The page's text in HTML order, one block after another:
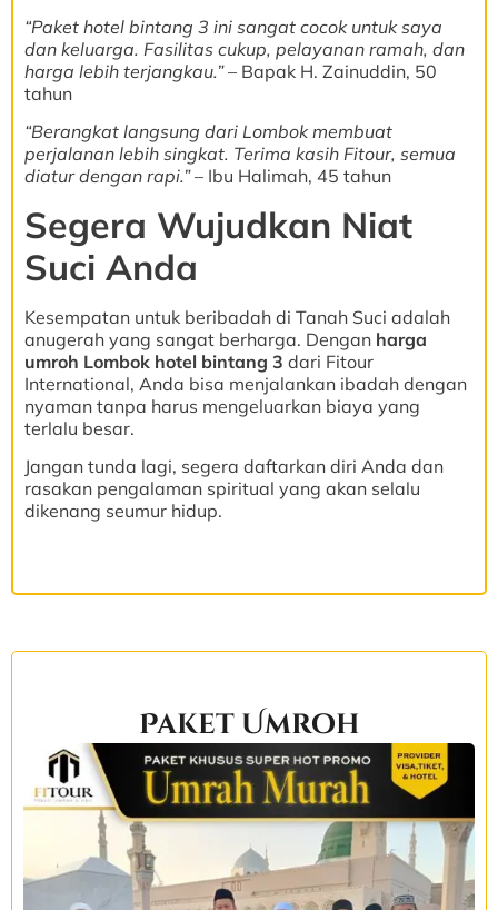
“Paket hotel bintang 3 ini sangat cocok untuk saya
dan keluarga. Fasilitas cukup, pelayanan ramah, dan
harga lebih terjangkau.”– Bapak H. Zainuddin, 50
tahun
“Berangkat langsung dari Lombok membuat
perjalanan lebih singkat. Terima kasih Fitour, semua
diatur dengan rapi.”– Ibu Halimah, 45 tahun
Segera Wujudkan Niat
Suci Anda
Kesempatan untuk beribadah di Tanah Suci adalah
anugerah yang sangat berharga. Dengan harga
umroh Lombok hotel bintang 3 dari Fitour
International, Anda bisa menjalankan ibadah dengan
nyaman tanpa harus mengeluarkan biaya yang
terlalu besar.
Jangan tunda lagi, segera daftarkan diri Anda dan
rasakan pengalaman spiritual yang akan selalu
dikenang seumur hidup.
Paket Umroh